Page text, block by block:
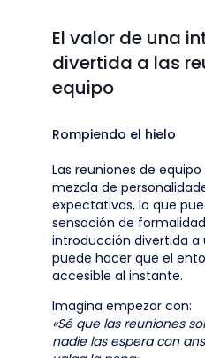
El valor de una
divertida a las
equipo
Rompiendo el hielo
Las reuniones de
mezcla de
expectativas, lo que
sensación de
introducción divertida a
puede hacer que el
accesible al instante.
Imagina empezar con:
«Sé que las reuniones
nadie las espera con